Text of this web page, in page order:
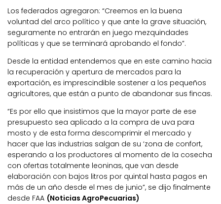
Los federados agregaron: “Creemos en la buena
voluntad del arco político y que ante la grave situación,
seguramente no entrarán en juego mezquindades
políticas y que se terminará aprobando el fondo”.
Desde la entidad entendemos que en este camino hacia
la recuperación y apertura de mercados para la
exportación, es imprescindible sostener a los pequeños
agricultores, que están a punto de abandonar sus fincas.
“Es por ello que insistimos que la mayor parte de ese
presupuesto sea aplicado a la compra de uva para
mosto y de esta forma descomprimir el mercado y
hacer que las industrias salgan de su ‘zona de confort,
esperando a los productores al momento de la cosecha
con ofertas totalmente leoninas, que van desde
elaboración con bajos litros por quintal hasta pagos en
más de un año desde el mes de junio”, se dijo finalmente
desde FAA (Noticias AgroPecuarias)